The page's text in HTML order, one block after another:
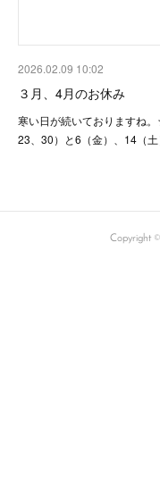
2026.02.09 10:02
３月、4月のお休み
寒い日が続いておりますね
23、30）と6（金）、14
Copyright ©